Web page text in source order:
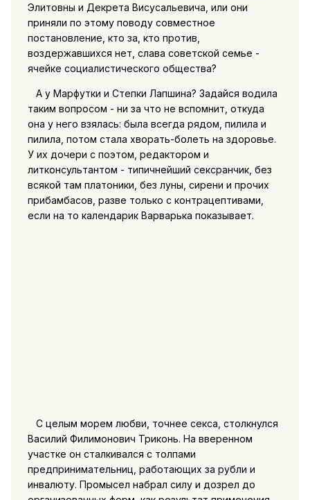
Элитовны и Декрета Висусальевича, или они
приняли по этому поводу совместное
постановление, кто за, кто против,
воздержавшихся нет, слава советской семье -
ячейке социалистического общества?
А у Марфутки и Степки Лапшина? Задайся водила
таким вопросом - ни за что не вспомнит, откуда
она у него взялась: была всегда рядом, пилила и
пилила, потом стала хворать-болеть на здоровье.
У их дочери с поэтом, редактором и
литконсультантом - типичнейший сексранчик, без
всякой там платоники, без луны, сирени и прочих
прибамбасов, разве только с контрацептивами,
если на то календарик Варварька показывает.
С целым морем любви, точнее секса, столкнулся
Василий Филимонович Триконь. На вверенном
участке он сталкивался с толпами
предпринимательниц, работающих за рубли и
инвалюту. Промысел набрал силу и дозрел до